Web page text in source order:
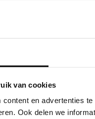
van cookies
en advertenties
Ook delen we
styraciflua